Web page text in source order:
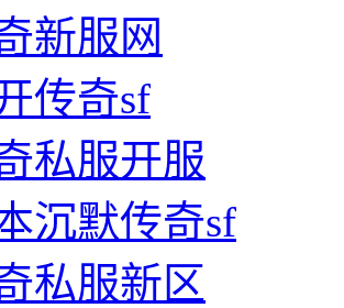
新服网
传奇sf
私服开服
沉默传奇sf
私服新区